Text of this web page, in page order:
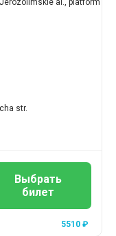
al., platform
str.
Выбрать
билет
5510 ₽